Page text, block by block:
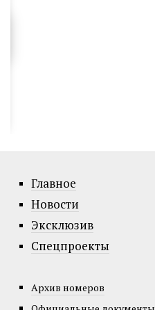
Главное
Новости
Эксклюзив
Спецпроекты
Архив номеров